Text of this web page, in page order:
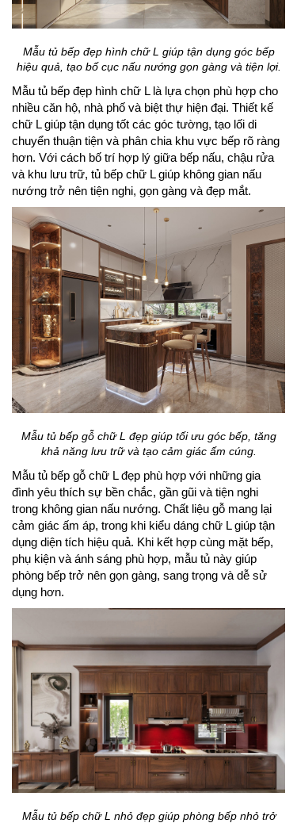
Mẫu tủ bếp đẹp hình chữ L giúp tận dụng góc bếp
hiệu quả, tạo bố cục nấu nướng gọn gàng và tiện lợi.
Mẫu tủ bếp đẹp hình chữ L là lựa chọn phù hợp cho
nhiều căn hộ, nhà phố và biệt thự hiện đại. Thiết kế
chữ L giúp tận dụng tốt các góc tường, tạo lối di
chuyển thuận tiện và phân chia khu vực bếp rõ ràng
hơn. Với cách bố trí hợp lý giữa bếp nấu, chậu rửa
và khu lưu trữ, tủ bếp chữ L giúp không gian nấu
nướng trở nên tiện nghi, gọn gàng và đẹp mắt.
Mẫu tủ bếp gỗ chữ L đẹp giúp tối ưu góc bếp, tăng
khả năng lưu trữ và tạo cảm giác ấm cúng.
Mẫu tủ bếp gỗ chữ L đẹp phù hợp với những gia
đình yêu thích sự bền chắc, gần gũi và tiện nghi
trong không gian nấu nướng. Chất liệu gỗ mang lại
cảm giác ấm áp, trong khi kiểu dáng chữ L giúp tận
dụng diện tích hiệu quả. Khi kết hợp cùng mặt bếp,
phụ kiện và ánh sáng phù hợp, mẫu tủ này giúp
phòng bếp trở nên gọn gàng, sang trọng và dễ sử
dụng hơn.
Mẫu tủ bếp chữ L nhỏ đẹp giúp phòng bếp nhỏ trở